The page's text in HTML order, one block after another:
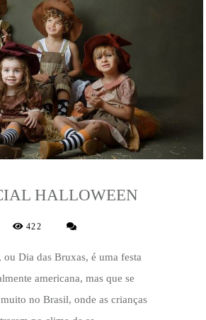
HALLOWEEN
422
Dia das Bruxas, é uma festa
americana, mas que se
no Brasil, onde as crianças